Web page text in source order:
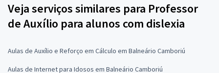
Veja serviços similares para Professor
de Auxílio para alunos com dislexia
Aulas de Auxílio e Reforço em Cálculo em Balneário Camboriú
Aulas de Internet para Idosos em Balneário Camboriú